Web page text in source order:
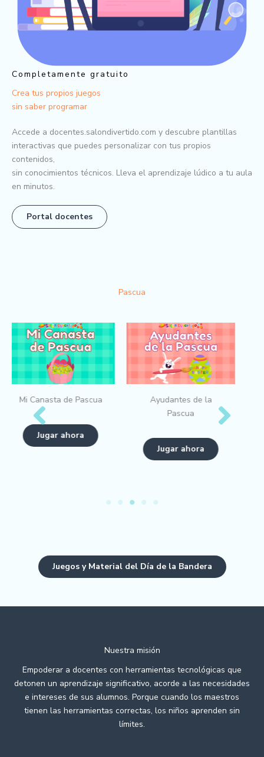
Completamente gratuito
Crea tus propios juegos
sin saber programar
Accede a docentes.salondivertido.com y descubre plantillas
interactivas que puedes personalizar con tus propios
contenidos,
sin conocimientos técnicos. Lleva el aprendizaje lúdico a tu aula
en minutos.
Portal docentes
Pascua
Ayudantes de la
Jugar ahora
Fondos de Pascua
Juegos y Material del Día de la Bandera
Nuestra misión
Empoderar a docentes con herramientas tecnológicas que
detonen un aprendizaje significativo, acorde a las necesidades
e intereses de sus alumnos. Porque cuando los maestros
tienen las herramientas correctas, los niños aprenden sin
límites.